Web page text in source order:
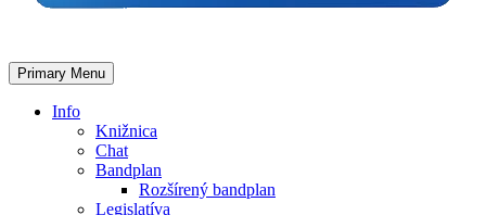
Primary Menu
Info
Knižnica
Chat
Bandplan
Rozšírený bandplan
Legislatíva